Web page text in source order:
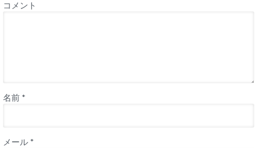
コメント
名前 *
メール *